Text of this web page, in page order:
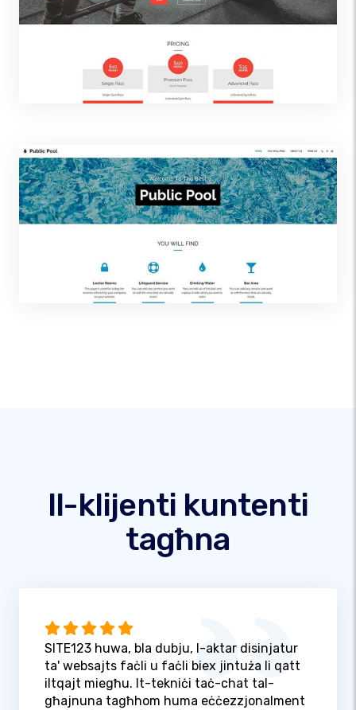
Il-klijenti kuntenti
tagħna
SITE123 huwa, bla dubju, l-aktar disinjatur
ta' websajts faċli u faċli biex jintuża li qatt
iltqajt miegħu. It-tekniċi taċ-chat tal-
għajnuna tagħhom huma eċċezzjonalment